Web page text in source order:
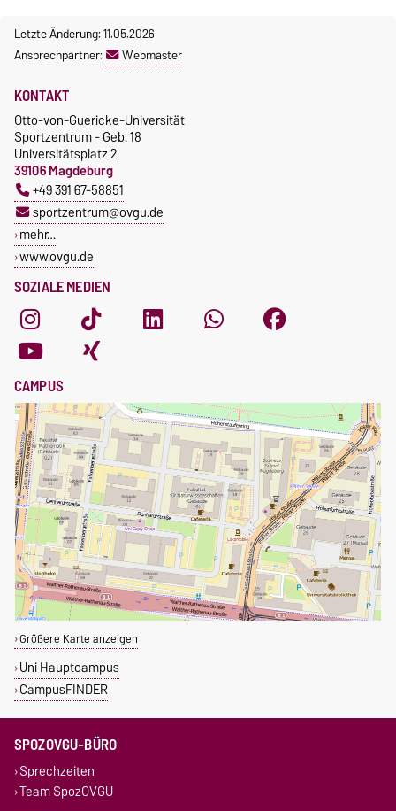
Letzte Änderung: 11.05.2026
Ansprechpartner:
Webmaster
SOZIALE MEDIEN
KONTAKT
Otto-von-Guericke-Universität
Sportzentrum - Geb. 18
Universitätsplatz 2
39106 Magdeburg
+49 391 67-58851
sportzentrum@ovgu.de
mehr…
www.ovgu.de
CAMPUS
Größere Karte anzeigen
Uni Hauptcampus
CampusFINDER
SPOZOVGU-BÜRO
Sprechzeiten
Team SpozOVGU